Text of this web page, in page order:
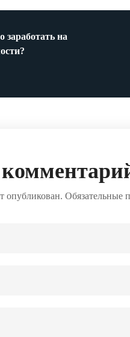
на
опубликован. Обязательные